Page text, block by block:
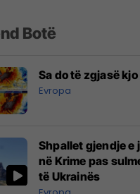
Botë
Sa do të zgjasë
Evropa
Shpallet gjendje
në Krime pas
të Ukrainës